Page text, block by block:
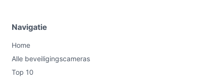
Navigatie
Home
Alle beveiligingscameras
Top 10